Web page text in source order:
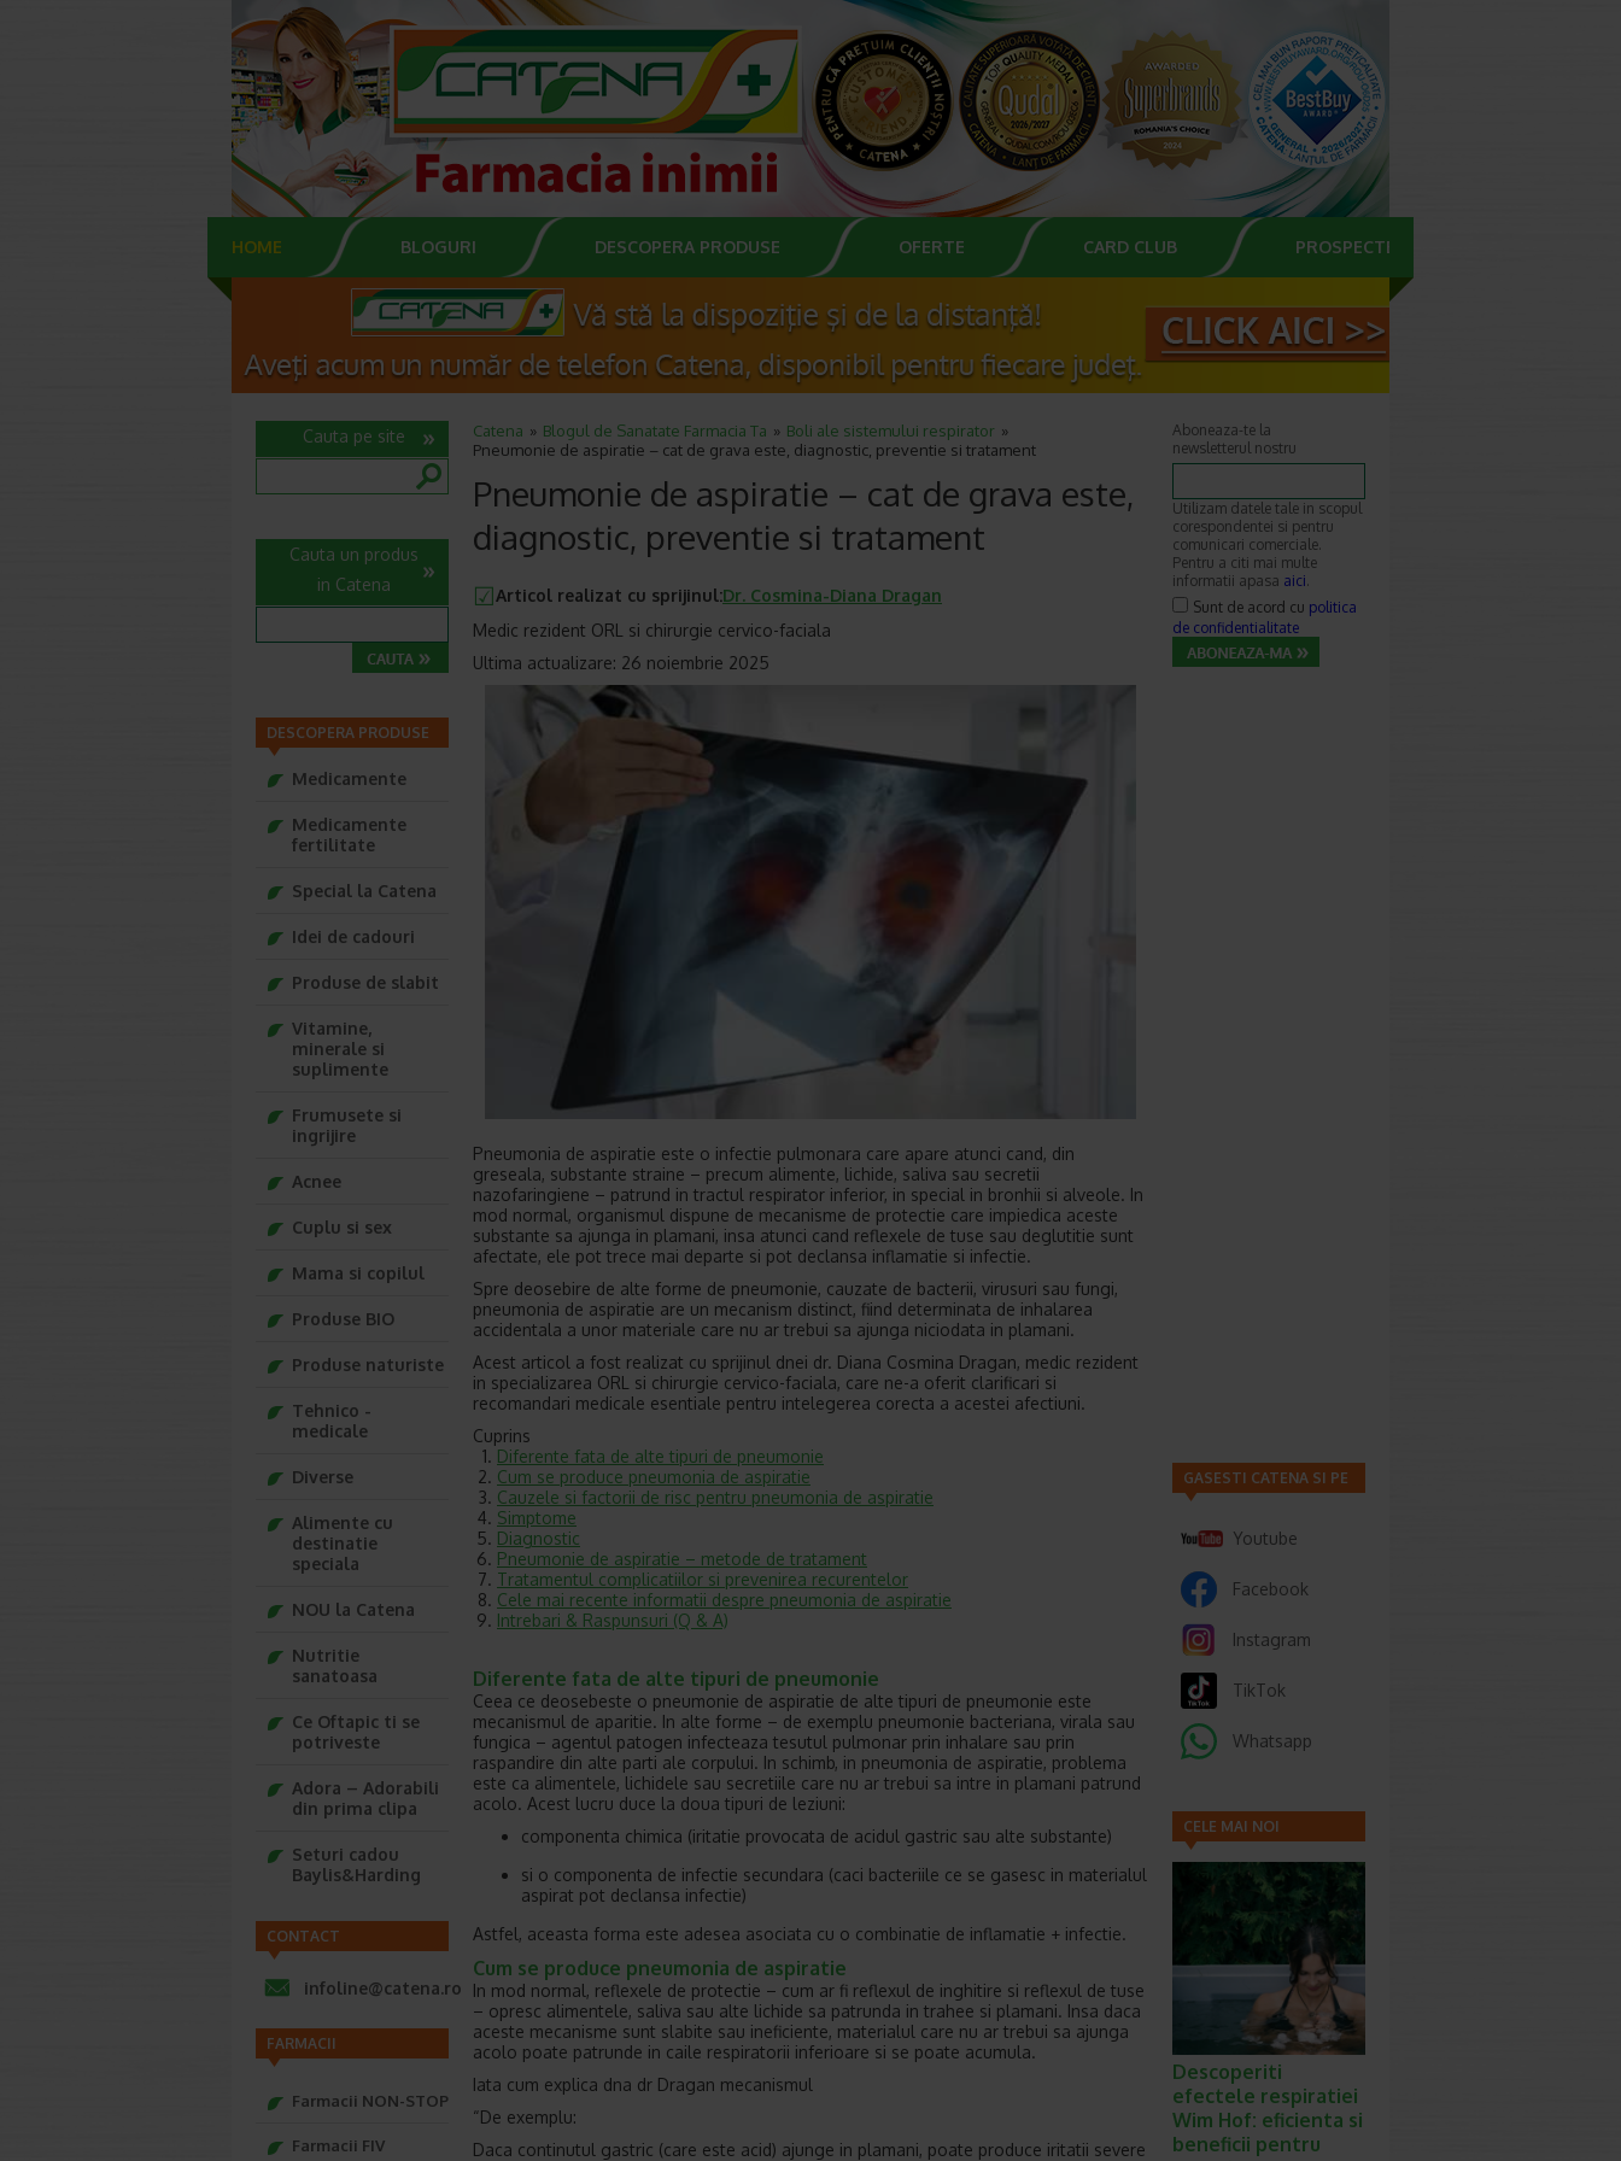
HOME BLOGURI DESCOPERA PRODUSE OFERTE CARD CLUB PROSPECTE
Catena Blogul de Sanatate Farmacia Ta
Boli ale sistemului respirator
Pneumonie de aspiratie – cat de grava este, diagnostic, preventie si tratament
Pneumonie de aspiratie – cat de grava este,
diagnostic, preventie si tratament
Articol realizat cu sprijinul:Dr. Cosmina-Diana Dragan
Medic rezident ORL si chirurgie cervico-faciala
Ultima actualizare: 26 noiembrie 2025
Pneumonia de aspiratie este o infectie pulmonara care apare atunci cand, din
greseala, substante straine – precum alimente, lichide, saliva sau secretii
nazofaringiene – patrund in tractul respirator inferior, in special in bronhii si alveole. In
mod normal, organismul dispune de mecanisme de protectie care impiedica aceste
substante sa ajunga in plamani, insa atunci cand reflexele de tuse sau deglutitie sunt
afectate, ele pot trece mai departe si pot declansa inflamatie si infectie.
Spre deosebire de alte forme de pneumonie, cauzate de bacterii, virusuri sau fungi,
pneumonia de aspiratie are un mecanism distinct, fiind determinata de inhalarea
accidentala a unor materiale care nu ar trebui sa ajunga niciodata in plamani.
Acest articol a fost realizat cu sprijinul dnei dr. Diana Cosmina Dragan, medic rezident
in specializarea ORL si chirurgie cervico-faciala, care ne-a oferit clarificari si
recomandari medicale esentiale pentru intelegerea corecta a acestei afectiuni.
Cuprins
Diferente fata de alte tipuri de pneumonie
Cum se produce pneumonia de aspiratie
Cauzele si factorii de risc pentru pneumonia de aspiratie
Simptome
Diagnostic
Pneumonie de aspiratie – metode de tratament
Tratamentul complicatiilor si prevenirea recurentelor
Cele mai recente informatii despre pneumonia de aspiratie
Intrebari & Raspunsuri (Q & A)
Diferente fata de alte tipuri de pneumonie
Ceea ce deosebeste o pneumonie de aspiratie de alte tipuri de pneumonie este
mecanismul de aparitie. In alte forme – de exemplu pneumonie bacteriana, virala sau
fungica – agentul patogen infecteaza tesutul pulmonar prin inhalare sau prin
raspandire din alte parti ale corpului. In schimb, in pneumonia de aspiratie, problema
este ca alimentele, lichidele sau secretiile care nu ar trebui sa intre in plamani patrund
acolo. Acest lucru duce la doua tipuri de leziuni:
componenta chimica (iritatie provocata de acidul gastric sau alte substante)
si o componenta de infectie secundara (caci bacteriile ce se gasesc in materialul
aspirat pot declansa infectie)
Astfel, aceasta forma este adesea asociata cu o combinatie de inflamatie + infectie.
Cum se produce pneumonia de aspiratie
In mod normal, reflexele de protectie – cum ar fi reflexul de inghitire si reflexul de tuse
– opresc alimentele, saliva sau alte lichide sa patrunda in trahee si plamani. Insa daca
aceste mecanisme sunt slabite sau ineficiente, materialul care nu ar trebui sa ajunga
acolo poate patrunde in caile respiratorii inferioare si se poate acumula.
Iata cum explica dna dr Dragan mecanismul
“De exemplu:
Daca continutul gastric (care este acid) ajunge in plamani, poate produce iritatii severe
Cauta pe site
Cauta un produs
in Catena
DESCOPERA PRODUSE
Medicamente
Medicamente
fertilitate
Special la Catena
Idei de cadouri
Produse de slabit
Vitamine,
minerale si
suplimente
Frumusete si
ingrijire
Acnee
Cuplu si sex
Mama si copilul
Produse BIO
Produse naturiste
Tehnico -
medicale
Diverse
Alimente cu
destinatie
speciala
NOU la Catena
Nutritie
sanatoasa
Ce Oftapic ti se
potriveste
Adora – Adorabili
din prima clipa
Seturi cadou
Baylis&Harding
CONTACT
infoline@catena.ro
FARMACII
Farmacii NON-STOP
Farmacii FIV
Aboneaza-te la
newsletterul nostru
Utilizam datele tale in scopul
corespondentei si pentru
comunicari comerciale.
Pentru a citi mai multe
informatii apasa aici.
Sunt de acord cu politica
de confidentialitate
GASESTI CATENA SI PE
Youtube
Facebook
Instagram
TikTok
Whatsapp
CELE MAI NOI
Descoperiti
efectele respiratiei
Wim Hof: eficienta si
beneficii pentru